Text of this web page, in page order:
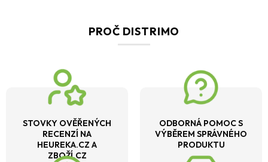
PROČ DISTRIMO
STOVKY OVĚŘENÝCH
RECENZÍ NA
HEUREKA.CZ A
ZBOŽÍ.CZ
ODBORNÁ POMOC S
VÝBĚREM SPRÁVNÉHO
PRODUKTU